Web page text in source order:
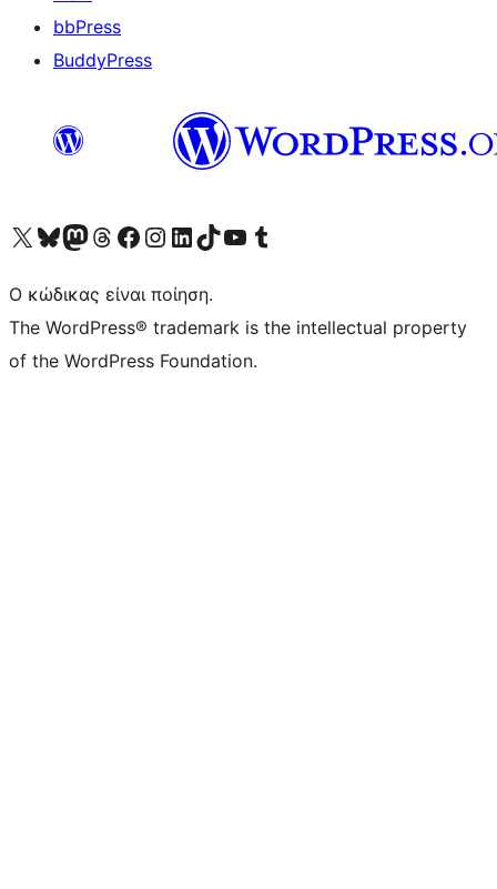
bbPress
BuddyPress
Visit our X (formerly Twitter) account
Visit our Bluesky account
Επισκεφθείτε τον λογαριασμό μας στο Mastodon
Visit our Threads account
Επισκεφτείτε τη σελίδα μας στο Facebook
Επισκεφθείτε τον λογαριασμό μας Instagram
Επισκεφθείτε τον λογαριασμό μας LinkedIn
Visit our TikTok account
Visit our YouTube channel
Visit our Tumblr account
Ο κώδικας είναι ποίηση.
The WordPress® trademark is the intellectual property
of the WordPress Foundation.